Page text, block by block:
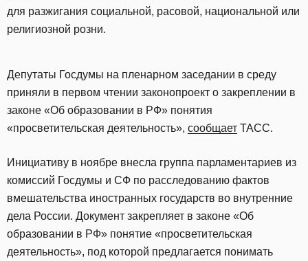
для разжигания социальной, расовой, национальной или
религиозной розни.
Депутаты Госдумы на пленарном заседании в среду
приняли в первом чтении законопроект о закреплении в
законе «Об образовании в РФ» понятия
«просветительская деятельность», сообщает ТАСС.
Инициативу в ноябре внесла группа парламентариев из
комиссий Госдумы и СФ по расследованию фактов
вмешательства иностранных государств во внутренние
дела России. Документ закрепляет в законе «Об
образовании в РФ» понятие «просветительская
деятельность», под которой предлагается понимать